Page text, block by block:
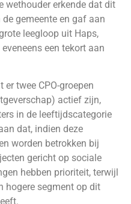
wethouder erkende dat dit
gemeente en gaf aan
leegloop uit Haps,
een tekort aan
twee CPO-groepen
actief zijn,
in de leeftijdscategorie
dat, indien deze
worden betrokken bij
gericht op sociale
hebben prioriteit, terwijl
hogere segment op dit